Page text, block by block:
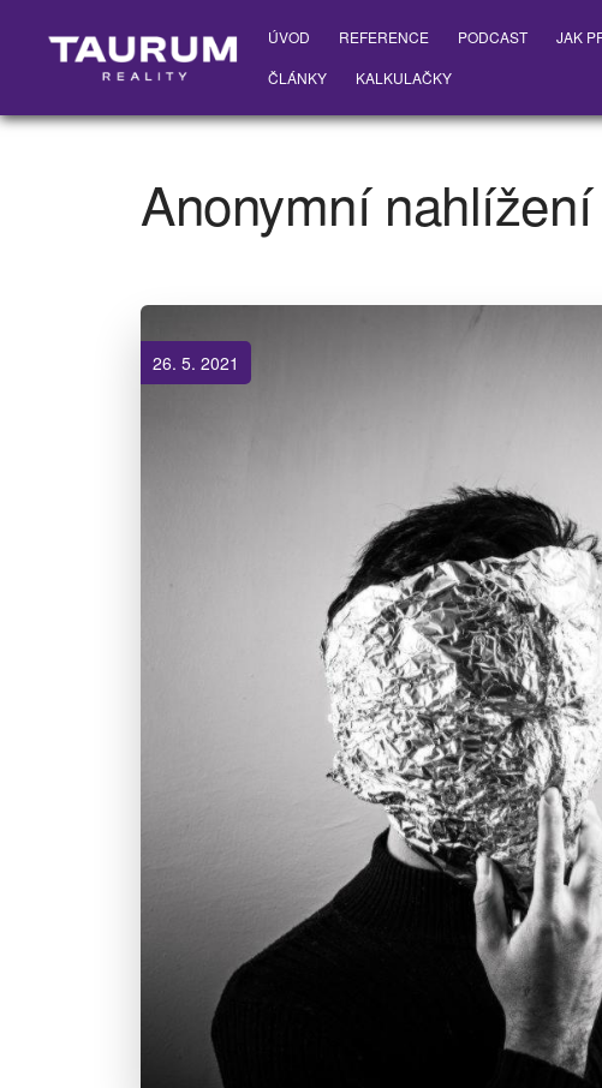
ÚVOD REFERENCE PODCAST JAK
ČLÁNKY
KALKULAČKY
Anonymní
26. 5. 2021